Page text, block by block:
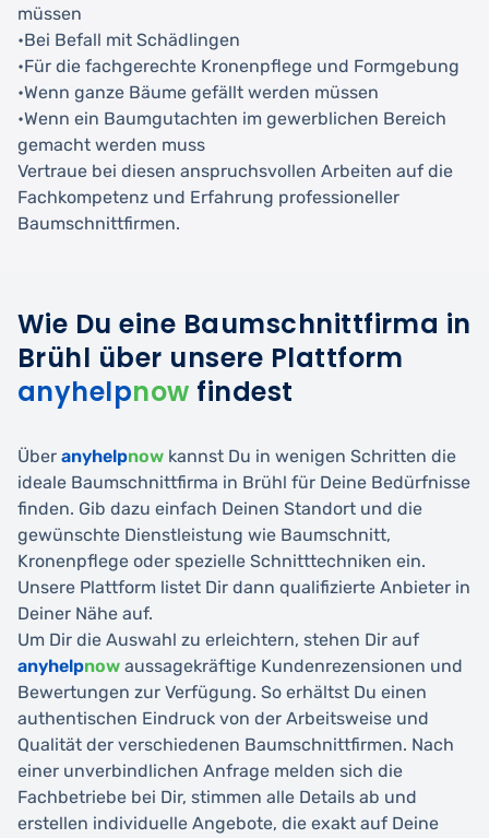
müssen
•Bei Befall mit Schädlingen
•Für die fachgerechte Kronenpflege und Formgebung
•Wenn ganze Bäume gefällt werden müssen
•Wenn ein Baumgutachten im gewerblichen Bereich
gemacht werden muss
Vertraue bei diesen anspruchsvollen Arbeiten auf die
Fachkompetenz und Erfahrung professioneller
Baumschnittfirmen.
Wie Du eine Baumschnittfirma in
Brühl über unsere Plattform
anyhelpnow findest
Über anyhelpnow kannst Du in wenigen Schritten die
ideale Baumschnittfirma in Brühl für Deine Bedürfnisse
finden. Gib dazu einfach Deinen Standort und die
gewünschte Dienstleistung wie Baumschnitt,
Kronenpflege oder spezielle Schnitttechniken ein.
Unsere Plattform listet Dir dann qualifizierte Anbieter in
Deiner Nähe auf.
Um Dir die Auswahl zu erleichtern, stehen Dir auf
anyhelpnow aussagekräftige Kundenrezensionen und
Bewertungen zur Verfügung. So erhältst Du einen
authentischen Eindruck von der Arbeitsweise und
Qualität der verschiedenen Baumschnittfirmen. Nach
einer unverbindlichen Anfrage melden sich die
Fachbetriebe bei Dir, stimmen alle Details ab und
erstellen individuelle Angebote, die exakt auf Deine